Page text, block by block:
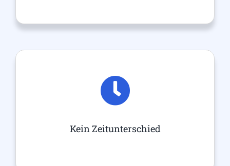
Kein Zeitunterschied